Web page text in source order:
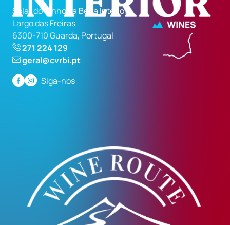
Solar do Vinho da Beira Interior
Largo das Freiras
6300-710 Guarda, Portugal
271 224 129
geral@cvrbi.pt
Siga-nos